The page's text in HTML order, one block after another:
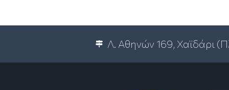
Λ. Αθηνών 169, Χαϊδάρι